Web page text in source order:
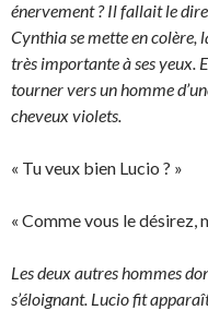
énervement ? Il fallait le
Cynthia se mette en colère,
très importante à ses yeux.
tourner vers un homme
cheveux violets.
« Tu veux bien Lucio ? »
« Comme vous le désirez,
Les deux autres hommes
s’éloignant. Lucio fit